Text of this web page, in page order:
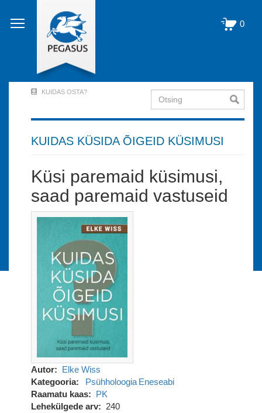
edasi
põhisisu
0
Account
Menu
out)
KUIDAS OSTA? Otsing
KUIDAS KÜSIDA ÕIGEID KÜSIMUSI
Küsi paremaid küsimusi,
saad paremaid vastuseid
Autor
Elke Wiss
Kategooria
Psühholoogia Eneseabi
Raamatu kaas
PK
Lehekülgede arv
240